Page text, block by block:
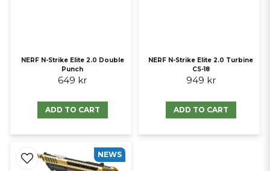
NERF N-Strike Elite 2.0 Double
Punch
649 kr
ADD TO CART
NERF N-Strike Elite 2.0 Turbine
CS-18
949 kr
ADD TO CART
NEWS